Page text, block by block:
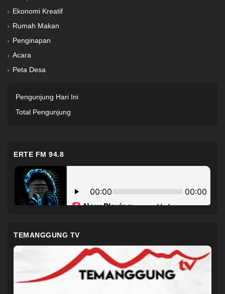
Ekonomi Kreatif
Rumah Makan
Penginapan
Acara
Peta Desa
Pengunjung Hari Ini
Total Pengunjung
ERTE FM 94.8
TEMANGGUNG TV